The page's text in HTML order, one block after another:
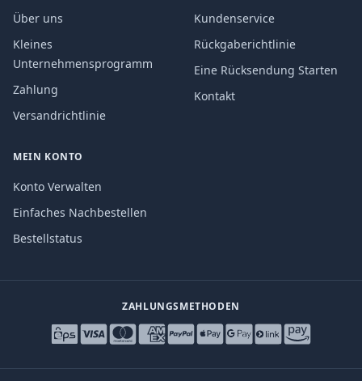
Über uns
Kleines
Unternehmensprogramm
Zahlung
Versandrichtlinie
Kundenservice
Rückgaberichtlinie
Eine Rücksendung Starten
Kontakt
MEIN KONTO
Konto Verwalten
Einfaches Nachbestellen
Bestellstatus
ZAHLUNGSMETHODEN